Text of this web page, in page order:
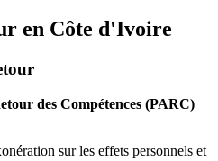
en Côte d'Ivoire
des Compétences (PARC)
sur les effets personnels et